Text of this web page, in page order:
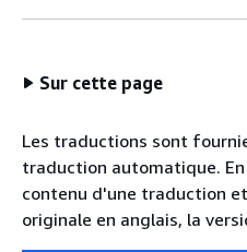
Sur cette page
Les traductions sont
traduction automatique.
contenu d'une traduction
originale en anglais, la